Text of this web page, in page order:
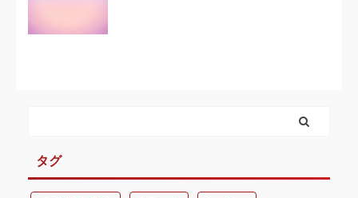
タグ